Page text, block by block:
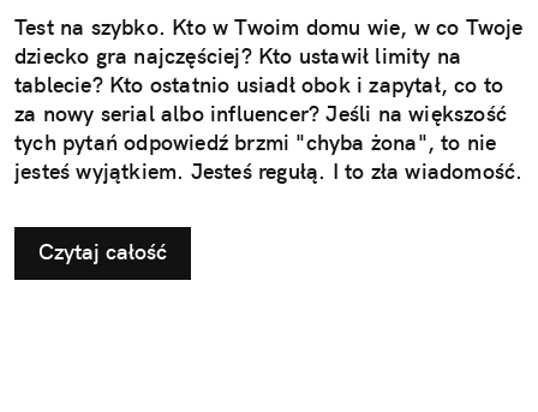
Test na szybko. Kto w Twoim domu wie, w co Twoje
dziecko gra najczęściej? Kto ustawił limity na
tablecie? Kto ostatnio usiadł obok i zapytał, co to
za nowy serial albo influencer? Jeśli na większość
tych pytań odpowiedź brzmi "chyba żona", to nie
jesteś wyjątkiem. Jesteś regułą. I to zła wiadomość.
Czytaj całość